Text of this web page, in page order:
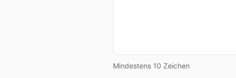
Mindestens 10 Zeichen